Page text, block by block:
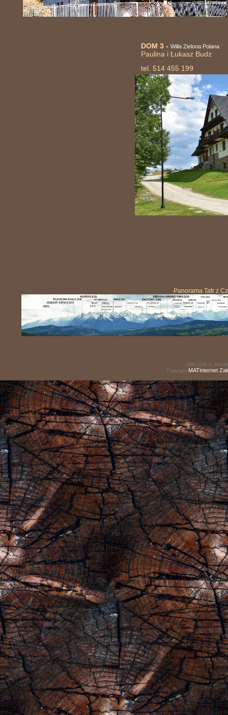
DOM 3 - Willa Zielona Polana
Paulina i Łukasz Budz
tel. 514 455 199
Panorama Tatr z
1999-2026 ©
Copyright MATinternet